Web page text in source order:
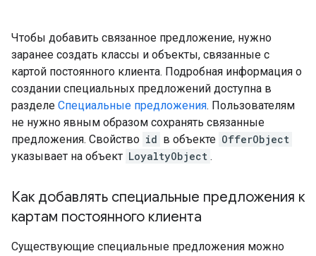
Чтобы добавить связанное предложение, нужно
заранее создать классы и объекты, связанные с
картой постоянного клиента. Подробная информация о
создании специальных предложений доступна в
разделе Специальные предложения. Пользователям
не нужно явным образом сохранять связанные
предложения. Свойство id в объекте OfferObject
указывает на объект LoyaltyObject .
Как добавлять специальные предложения к
картам постоянного клиента
Существующие специальные предложения можно